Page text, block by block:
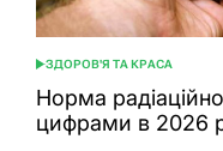
ОПУБЛІКУВАТИ
У
ЗДОРОВ'Я ТА КРАСА
Норма
цифрами в 2026